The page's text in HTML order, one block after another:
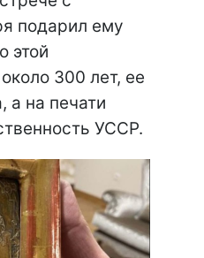
подарил ему
этой
300 лет, ее
а на печати
УССР.